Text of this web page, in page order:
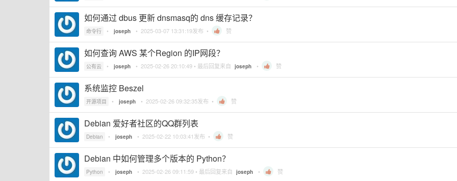
如何通过 dbus 更新 dnsmasq的 dns 缓存记录？
命令行 • joseph • 2025-03-07 13:31:19发布 • 赞
如何查询 AWS 某个Region 的IP网段？
公有云 • joseph • 2025-02-26 20:10:49 • 最后回复来自 joseph • 赞
系统监控 Beszel
开源项目 • joseph • 2025-02-26 09:32:35发布 • 赞
Debian 爱好者社区的QQ群列表
Debian • joseph • 2025-02-22 10:03:41发布 • 赞
Debian 中如何管理多个版本的 Python？
Python • joseph • 2025-02-26 09:11:59 • 最后回复来自 joseph • 赞